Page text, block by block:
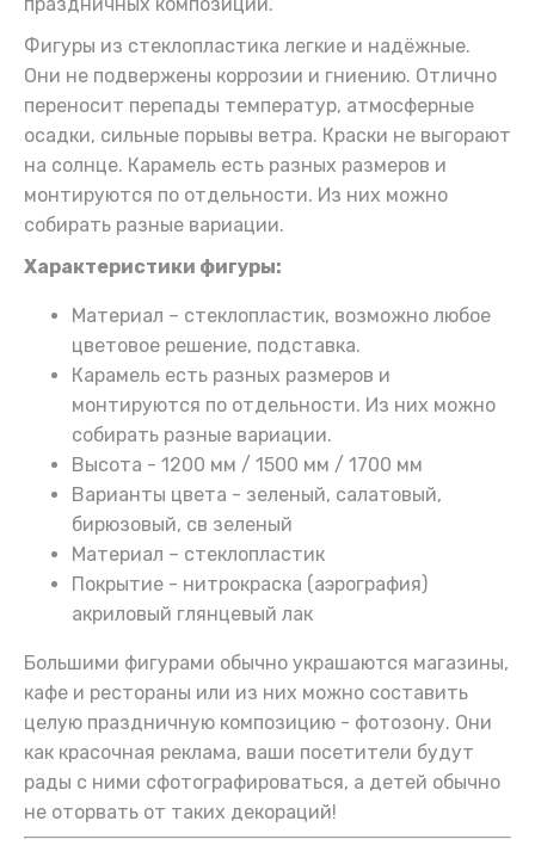
Фигуры из стеклопластика легкие и надёжные.
Они не подвержены коррозии и гниению. Отлично
переносит перепады температур, атмосферные
осадки, сильные порывы ветра. Краски не выгорают
на солнце. Карамель есть разных размеров и
монтируются по отдельности. Из них можно
собирать разные вариации.
Характеристики фигуры:
Материал – стеклопластик, возможно любое
цветовое решение, подставка.
Карамель есть разных размеров и
монтируются по отдельности. Из них можно
собирать разные вариации.
Высота - 1200 мм / 1500 мм / 1700 мм
Варианты цвета - зеленый, салатовый,
бирюзовый, св зеленый
Материал – стеклопластик
Покрытие - нитрокраска (аэрография)
акриловый глянцевый лак
Большими фигурами обычно украшаются магазины,
кафе и рестораны или из них можно составить
целую праздничную композицию - фотозону. Они
как красочная реклама, ваши посетители будут
рады с ними сфотографироваться, а детей обычно
не оторвать от таких декораций!